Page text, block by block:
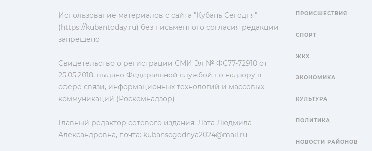
Использование материалов с сайта "Кубань Сегодня"
(https://kubantoday.ru) без письменного согласия редакции
запрещено
Свидетельство о регистрации СМИ Эл № ФС77-72910 от
25.05.2018, выдано Федеральной службой по надзору в
сфере связи, информационных технологий и массовых
коммуникаций (Роскомнадзор)
Главный редактор сетевого издания: Лата Людмила
Александровна, почта: kubansegodnya2024@mail.ru
ПРОИСШЕСТВИЯ
СПОРТ
ЖКХ
ЭКОНОМИКА
КУЛЬТУРА
ПОЛИТИКА
НОВОСТИ РАЙОНОВ